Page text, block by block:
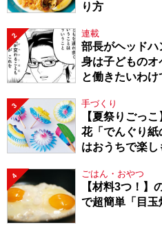
り方
2 連載
部長がヘッド
身は子どものオ
と働きたいわ
3 手づくり
【夏祭りごっ
花「でんぐり紙
はおうちで楽し
4 ごはん・おやつ
【材料3つ！】
で超簡単「目玉